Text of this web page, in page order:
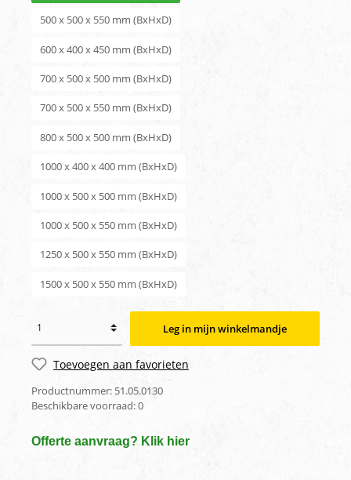
500 x 500 x 550 mm (BxHxD)
600 x 400 x 450 mm (BxHxD)
700 x 500 x 500 mm (BxHxD)
700 x 500 x 550 mm (BxHxD)
800 x 500 x 500 mm (BxHxD)
1000 x 400 x 400 mm (BxHxD)
1000 x 500 x 500 mm (BxHxD)
1000 x 500 x 550 mm (BxHxD)
1250 x 500 x 550 mm (BxHxD)
1500 x 500 x 550 mm (BxHxD)
Leg in mijn winkelmandje
Toevoegen aan favorieten
Productnummer: 51.05.0130
Beschikbare voorraad:0
Offerte aanvraag? Klik hier